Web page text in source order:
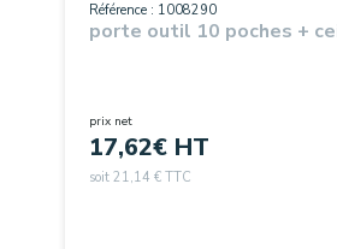
Référence : 1008290
porte outil 10 poches +
prix net
17,62€ HT
soit 21,14 € TTC